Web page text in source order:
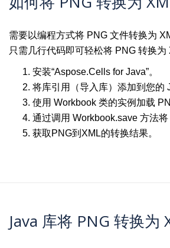
需要以编程方式将 PNG 文件转换为
只需几行代码即可轻松将 PNG 转换为
安装“Aspose.Cells for Java”。
将库引用（导入库）添加到您的
使用 Workbook 类的实例加载
通过调用 Workbook.save 方法将
获取PNG到XML的转换结果。
Java 库将 PNG 转换为